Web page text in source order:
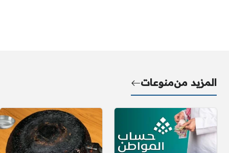
المزيد منمنوعات